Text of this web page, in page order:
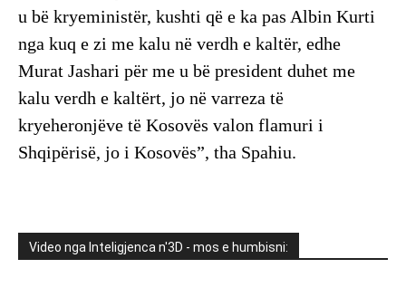
u bë kryeministër, kushti që e ka pas Albin Kurti
nga kuq e zi me kalu në verdh e kaltër, edhe
Murat Jashari për me u bë president duhet me
kalu verdh e kaltërt, jo në varreza të
kryeheronjëve të Kosovës valon flamuri i
Shqipërisë, jo i Kosovës”, tha Spahiu.
Video nga Inteligjenca n'3D - mos e humbisni: